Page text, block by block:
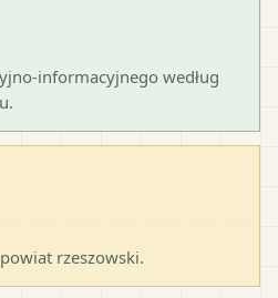
informacyjnego według
rzeszowski.